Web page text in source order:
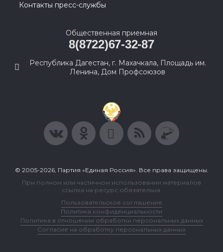
Контакты пресс-службы
Общественная приемная
8(8722)67-32-87
Республика Дагестан, г. Махачкала, Площадь им.
Ленина, Дом Профсоюзов
© 2005-2026, Партия «Единая Россия». Все права защищены.
При полном или частичном использовании материалов
ссылка на ресурс обязательна.
Пользовательское соглашение
Политика конфиденциальности
Политика в отношении обработки персональных данных
Согласие на обработку персональных данных